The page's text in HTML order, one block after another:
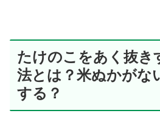
たけのこをあく抜き
法とは？米ぬかがな
する？